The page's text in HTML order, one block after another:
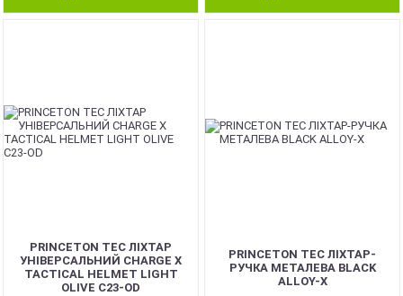
PRINCETON TEC ЛІХТАР
УНІВЕРСАЛЬНИЙ CHARGE X
TACTICAL HELMET LIGHT
OLIVE C23-OD
PRINCETON TEC ЛІХТАР-
РУЧКА МЕТАЛЕВА BLACK
ALLOY-X